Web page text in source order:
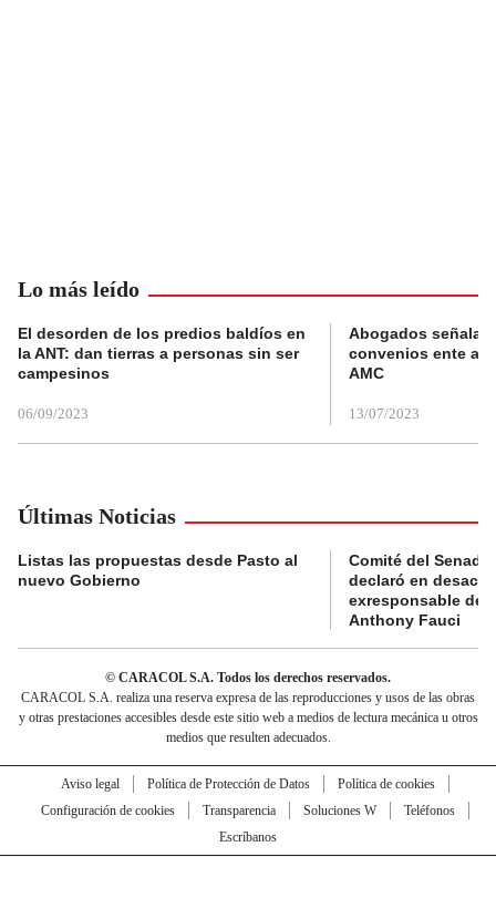
Lo más leído
El desorden de los predios baldíos en
la ANT: dan tierras a personas sin ser
campesinos
06/09/2023
Abogados
convenios ente
AMC
13/07/2023
Últimas Noticias
Listas las propuestas desde Pasto al
nuevo Gobierno
Comité del Senado
declaró en
exresponsable de
Anthony Fauci
© CARACOL S.A. Todos los derechos reservados.
CARACOL S.A. realiza una reserva expresa de las reproducciones y usos de las obras
y otras prestaciones accesibles desde este sitio web a medios de lectura mecánica u otros
medios que resulten adecuados.
Aviso legal Política de Protección de Datos
Política de cookies
Configuración de cookies
Transparencia Soluciones W
Teléfonos
Escríbanos